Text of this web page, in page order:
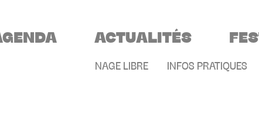
PRINCIPALE
ACTUALITÉS
MENU
NAGE LIBRE INFOS PRATIQUES